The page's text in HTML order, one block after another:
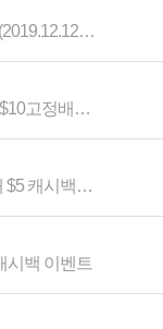
[공지] 서비스 이용약관 변경 사전안내 (2019.12.12 개정)
핫딜) WMF 4 8종 세트 관세안!($195) + $10고정배송비!
[이벤트 발표] (추석맞이) 출석체크 최대 $5 캐시백 당첨자 발표
시백 이벤트